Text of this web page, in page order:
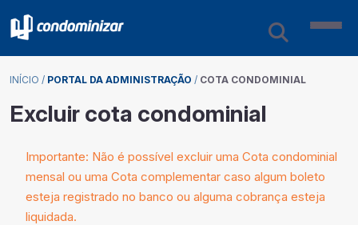
INÍCIO / PORTAL DA ADMINISTRAÇÃO / COTA CONDOMINIAL
Excluir cota condominial
Importante: Não é possível excluir uma Cota condominial
mensal ou uma Cota complementar caso algum boleto
esteja registrado no banco ou alguma cobrança esteja
liquidada.